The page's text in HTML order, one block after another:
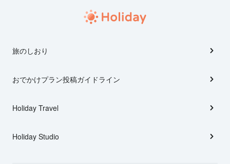
旅のしおり
おでかけプラン投稿ガイドライン
Holiday Travel
Holiday Studio